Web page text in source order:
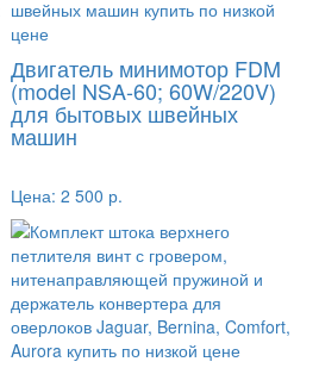
Двигатель минимотор FDM
(model NSA-60; 60W/220V)
для бытовых швейных
машин
Цена: 2 500 р.